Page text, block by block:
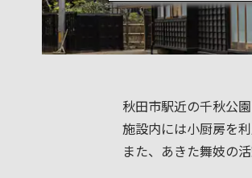
秋田市駅近の千秋公
施設内には小厨房を
また、あきた舞妓の